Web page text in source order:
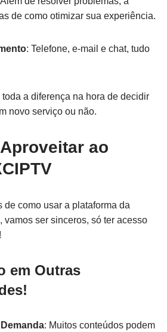
de como otimizar sua experiência.
: Telefone, e-mail e chat, tudo
a diferença na hora de decidir
novo serviço ou não.
ao
de como usar a plataforma da
vamos ser sinceros, só ter acesso
em Outras
: Muitos conteúdos podem